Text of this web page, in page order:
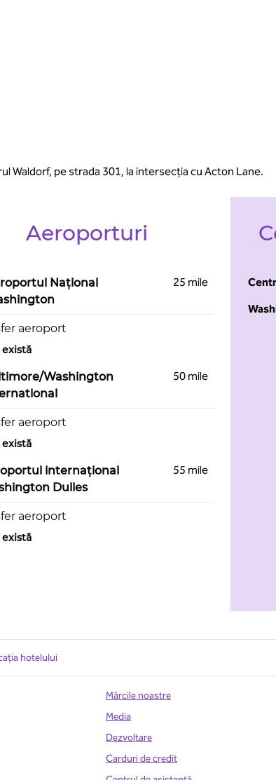
Waldorf, pe strada 301, la intersecția cu Acton Lane.
Aeroporturi
Național
25 mile
aeroport
există
Washington
50 mile
aeroport
există
internațional
Dulles
55 mile
aeroport
există
hotelului
Mărcile noastre
Media
Dezvoltare
Carduri de credit